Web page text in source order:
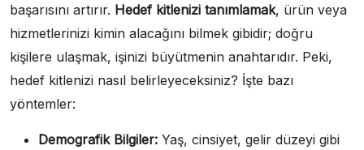
başarısını artırır. Hedef kitlenizi tanımlamak, ürün veya
hizmetlerinizi kimin alacağını bilmek gibidir; doğru
kişilere ulaşmak, işinizi büyütmenin anahtarıdır. Peki,
hedef kitlenizi nasıl belirleyeceksiniz? İşte bazı
yöntemler:
Demografik Bilgiler: Yaş, cinsiyet, gelir düzeyi gibi